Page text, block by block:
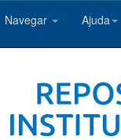
Navegar Ajuda